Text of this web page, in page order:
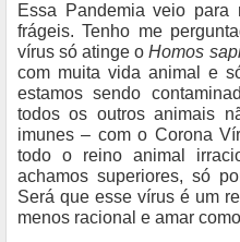
Essa Pandemia veio para
frágeis. Tenho me
vírus só atinge oHomos
com muita vida animal e
estamos sendo
todos os outros animais
imunes – com o Corona
todo o reino animal
achamos superiores, só
Será que esse vírus é um
menos racional e amar